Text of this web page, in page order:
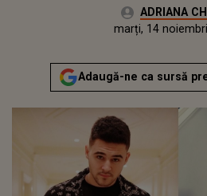
Autor:ADRIANA
luni, 14 noiembrie 2022Actualizat:
marți, 14
Adaugă-ne ca sursă